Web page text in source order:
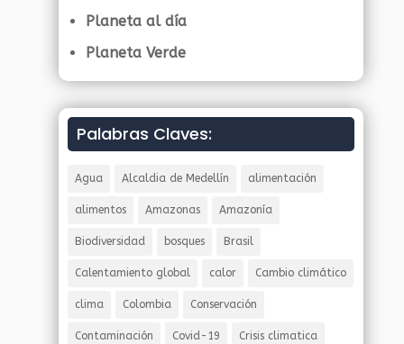
Planeta al día
Planeta Verde
Palabras Claves:
Agua Alcaldia de Medellín alimentación
alimentos Amazonas Amazonía
Biodiversidad bosques Brasil
Calentamiento global calor Cambio climático
clima Colombia Conservación
Contaminación Covid-19 Crisis climatica